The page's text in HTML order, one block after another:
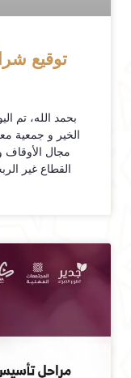
توقيع
بحمد الله، تم
الخير و جمعية
مجال الأوقاف
القطاع غير